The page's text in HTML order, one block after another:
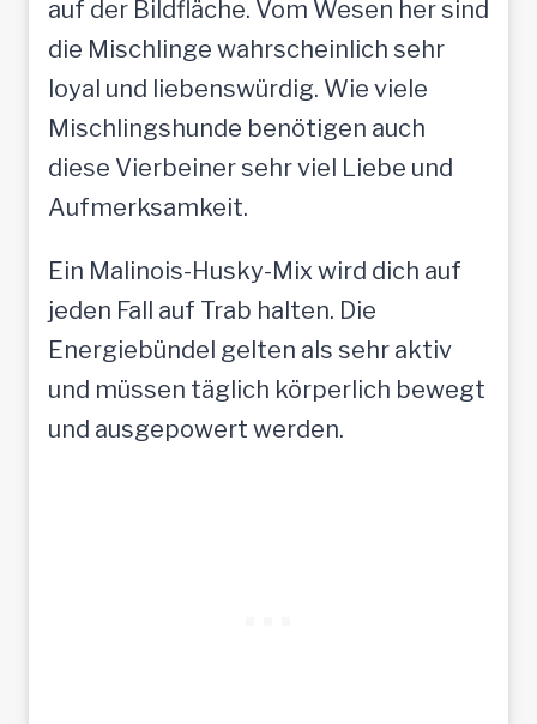
auf der Bildfläche. Vom Wesen her sind
die Mischlinge wahrscheinlich sehr
loyal und liebenswürdig. Wie viele
Mischlingshunde benötigen auch
diese Vierbeiner sehr viel Liebe und
Aufmerksamkeit.
Ein Malinois-Husky-Mix wird dich auf
jeden Fall auf Trab halten. Die
Energiebündel gelten als sehr aktiv
und müssen täglich körperlich bewegt
und ausgepowert werden.